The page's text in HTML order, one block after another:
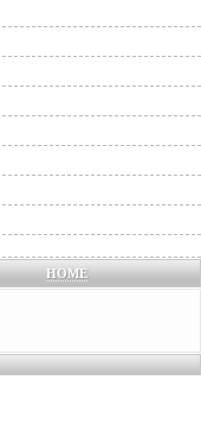
HOME